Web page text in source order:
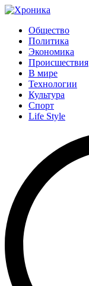
Общество
Политика
Экономика
Происшествия
В мире
Технологии
Культура
Спорт
Life Style